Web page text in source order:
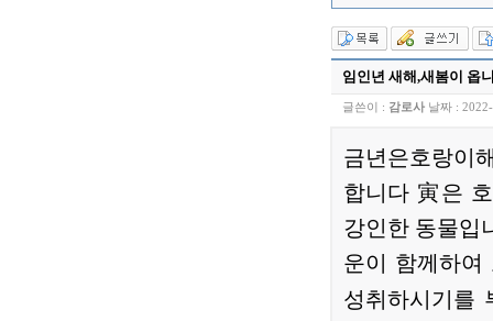
임인년 새해,새봄이 옵
글쓴이 : 감로사 날짜 :
금년은호랑이
합니다 寅은
강인한 동물입
운이 함께하여
성취하시기를